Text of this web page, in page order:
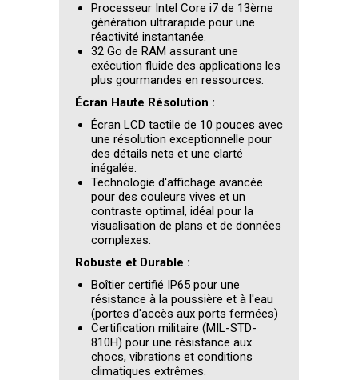
Processeur Intel Core i7 de 13ème
génération ultrarapide pour une
réactivité instantanée.
32 Go de RAM assurant une
exécution fluide des applications les
plus gourmandes en ressources.
Écran Haute Résolution :
Écran LCD tactile de 10 pouces avec
une résolution exceptionnelle pour
des détails nets et une clarté
inégalée.
Technologie d'affichage avancée
pour des couleurs vives et un
contraste optimal, idéal pour la
visualisation de plans et de données
complexes.
Robuste et Durable :
Boîtier certifié IP65 pour une
résistance à la poussière et à l'eau
(portes d'accès aux ports fermées)
Certification militaire (MIL-STD-
810H) pour une résistance aux
chocs, vibrations et conditions
climatiques extrêmes.